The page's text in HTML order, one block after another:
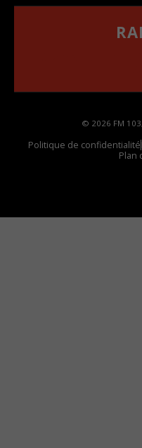
© 2026 FM
Politique de confidentialité
Plan